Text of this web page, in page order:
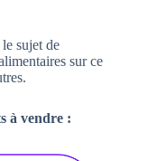
sujet de
sur ce
à vendre :